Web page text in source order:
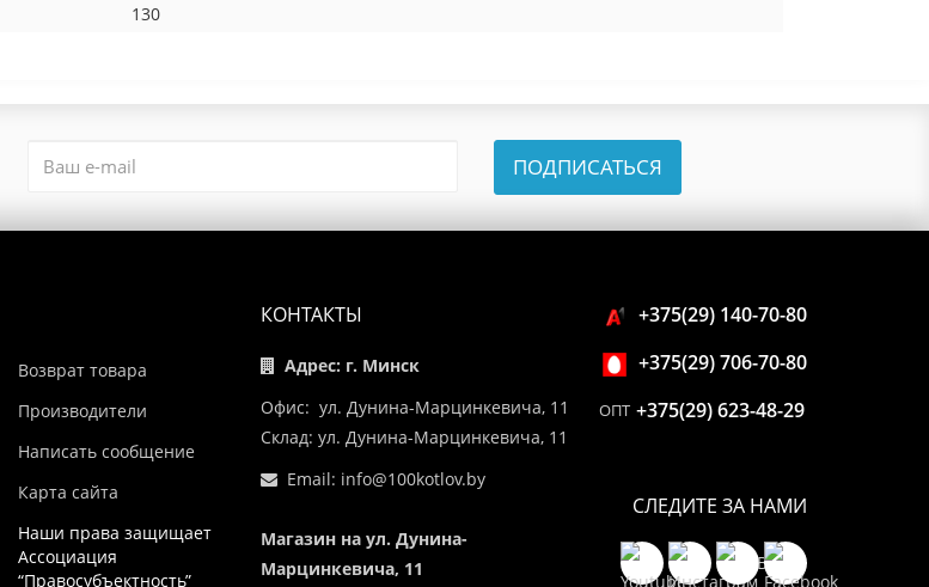
130
ПОДПИСАТЬСЯ
Возврат товара
Производители
Написать сообщение
Карта сайта
Наши права защищает
Ассоциация
“Правосубъектность”
КОНТАКТЫ
Адрес: г. Минск
Офис: ул. Дунина-Марцинкевича, 11
Склад: ул. Дунина-Марцинкевича, 11
Email: info@100kotlov.by
Магазин на ул. Дунина-
Марцинкевича, 11
+375(29) 140-70-80
+375(29) 706-70-80
ОПТ +375(29) 623-48-29
СЛЕДИТЕ ЗА НАМИ